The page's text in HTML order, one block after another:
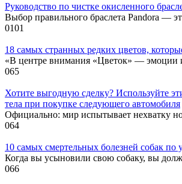
Руководство по чистке окисленного
Выбор правильного браслета Pandora —
0101
18 самых странных редких цветов,
«В центре внимания «Цветок» — эмоции
065
Хотите выгодную сделку? Используйте
тела при покупке следующего автомобиля
Официально: мир испытывает нехватку
064
10 самых смертельных болезней собак по
Когда вы усыновили свою собаку, вы
066